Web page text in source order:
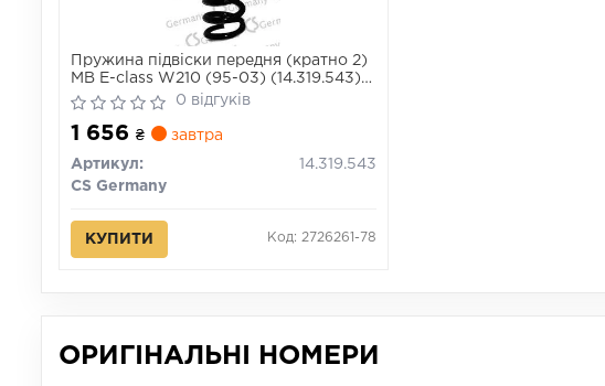
Пружина підвіски передня (кратно 2)
MB E-class W210 (95-03) (14.319.543)
CS Germany
0 відгуків
1 656 ₴ завтра
Артикул:
14.319.543
CS Germany
КУПИТИ Код: 2726261-78
ОРИГІНАЛЬНІ НОМЕРИ